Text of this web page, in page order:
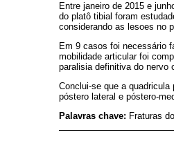
Entre janeiro de 2015 e
do platô tibial foram
considerando as lesoes no
Em 9 casos foi necessário
mobilidade articular foi
paralisia definitiva do nervo
Conclui-se que a
póstero lateral e póstero-
Palavras chave: Fraturas